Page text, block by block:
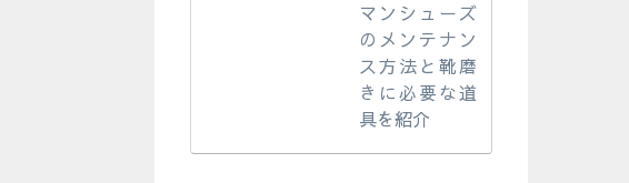
マンシューズ
のメンテナン
ス方法と靴磨
きに必要な道
具を紹介